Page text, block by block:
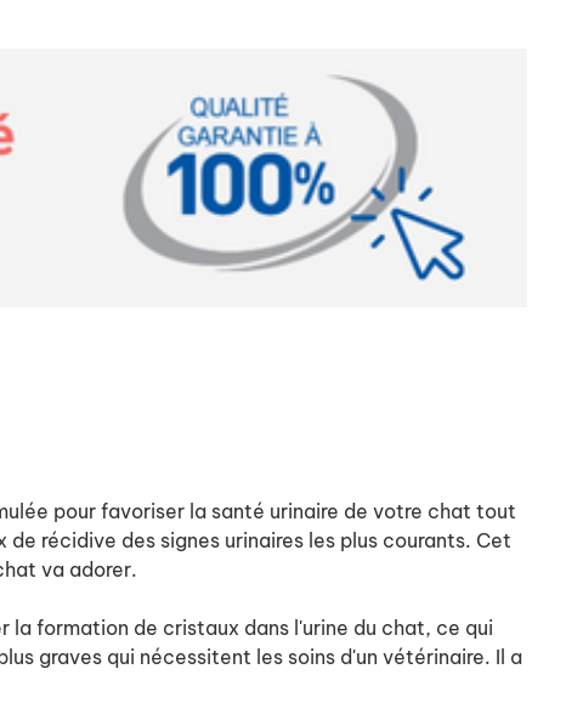
pour favoriser la santé urinaire de votre chat tout
récidive des signes urinaires les plus courants. Cet
va adorer.
la formation de cristaux dans l'urine du chat, ce qui
graves qui nécessitent les soins d'un vétérinaire. Il a